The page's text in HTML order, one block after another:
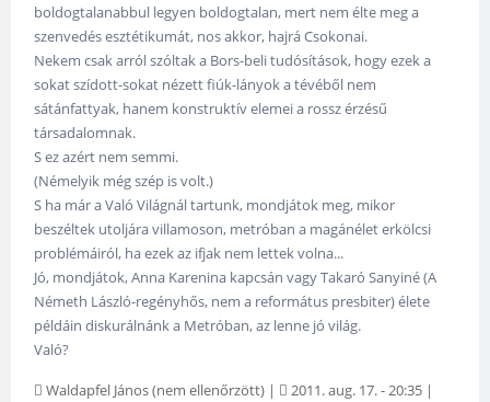
boldogtalanabbul legyen boldogtalan, mert nem élte meg a
szenvedés esztétikumát, nos akkor, hajrá Csokonai.
Nekem csak arról szóltak a Bors-beli tudósítások, hogy ezek a
sokat szídott-sokat nézett fiúk-lányok a tévéből nem
sátánfattyak, hanem konstruktív elemei a rossz érzésű
társadalomnak.
S ez azért nem semmi.
(Némelyik még szép is volt.)
S ha már a Való Világnál tartunk, mondjátok meg, mikor
beszéltek utoljára villamoson, metróban a magánélet erkölcsi
problémáiról, ha ezek az ifjak nem lettek volna...
Jó, mondjátok, Anna Karenina kapcsán vagy Takaró Sanyiné (A
Németh László-regényhős, nem a református presbiter) élete
példáin diskurálnánk a Metróban, az lenne jó világ.
Való?
Waldapfel János (nem ellenőrzött) | 2011. aug. 17. - 20:35 |